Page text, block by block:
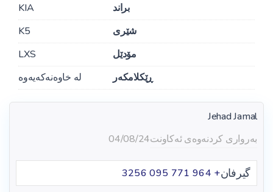
براند
KIA
شێری
K5
مۆدێل
LXS
ڕێکلامکەر
لە خاوەنەکەیەوە
Jehad Jamal
بەرواری کردنەوەی ئەکاونت04/08/24
گیرفان+ 964 771 095 3256